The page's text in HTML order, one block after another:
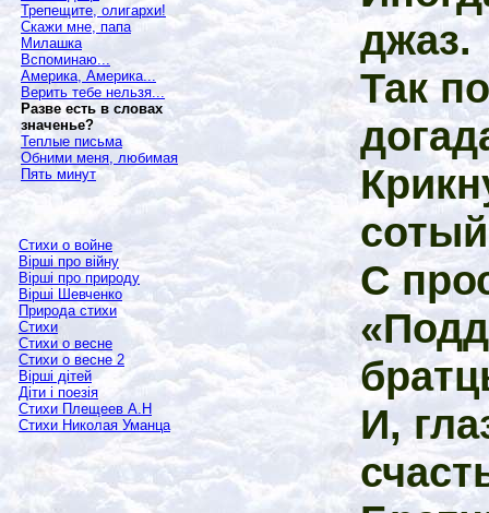
Трепещите, олигархи!
Скажи мне, папа
Милашка
Вспоминаю...
Америка, Америка...
Верить тебе нельзя...
Разве есть в словах
значенье?
Теплые письма
Обними меня, любимая
Пять минут
Стихи о войне
Вірші про війну
Вірші про природу
Вірші Шевченко
Природа стихи
Стихи
Стихи о весне
Стихи о весне 2
Вірші дітей
Діти і поезія
Стихи Плещеев А.Н
Стихи Николая Уманца
джаз.
Так
С
И,